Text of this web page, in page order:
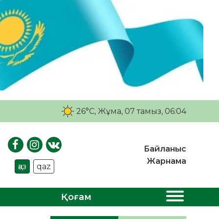
26°C, Жұма, 07 тамыз, 06:04
қаз qaz
Байланыс
Жарнама
Қоғам